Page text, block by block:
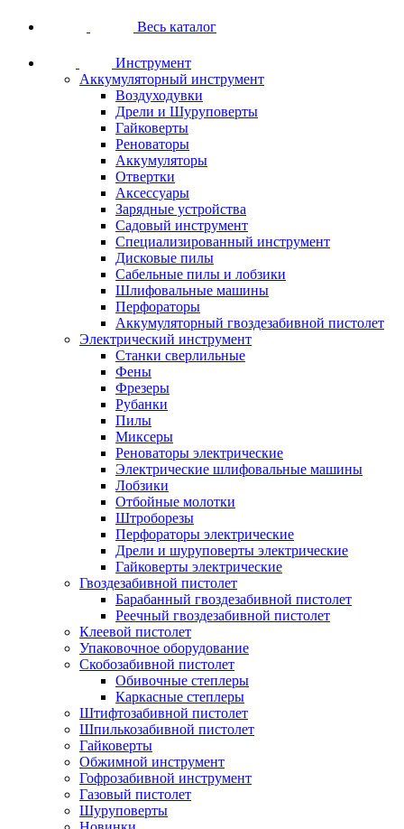
Весь каталог
Инструмент
Аккумуляторный инструмент
Воздуходувки
Дрели и Шуруповерты
Гайковерты
Реноваторы
Аккумуляторы
Отвертки
Аксессуары
Зарядные устройства
Садовый инструмент
Специализированный инструмент
Дисковые пилы
Сабельные пилы и лобзики
Шлифовальные машины
Перфораторы
Аккумуляторный гвоздезабивной пистолет
Электрический инструмент
Станки сверлильные
Фены
Фрезеры
Рубанки
Пилы
Миксеры
Реноваторы электрические
Электрические шлифовальные машины
Лобзики
Отбойные молотки
Штроборезы
Перфораторы электрические
Дрели и шуруповерты электрические
Гайковерты электрические
Гвоздезабивной пистолет
Барабанный гвоздезабивной пистолет
Реечный гвоздезабивной пистолет
Клеевой пистолет
Упаковочное оборудование
Скобозабивной пистолет
Обивочные степлеры
Каркасные степлеры
Штифтозабивной пистолет
Шпилькозабивной пистолет
Гайковерты
Обжимной инструмент
Гофрозабивной инструмент
Газовый пистолет
Шуруповерты